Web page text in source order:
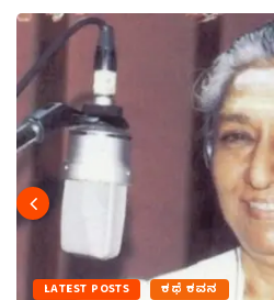
LATEST POSTS ಕಥೆ ಕವನ